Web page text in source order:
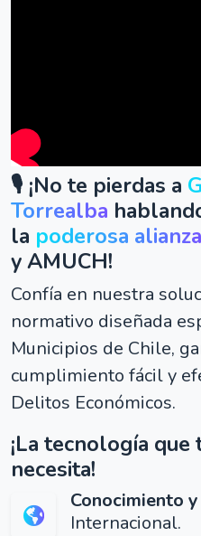
🎙️ ¡No te pierdas a
Torrealba
la poderosa alianza
y AMUCH!
Confía en nuestra
normativo diseñada
Municipios de Chile,
cumplimiento fácil y
Delitos Económicos.
¡La tecnología que
necesita!
Conocimiento
Internacional.